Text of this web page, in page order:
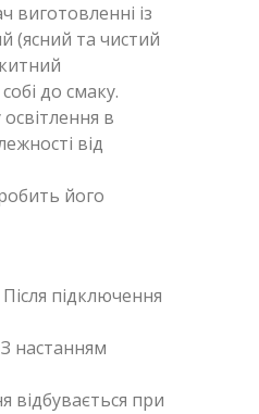
виготовленні із
(ясний та чистий
до смаку.
в
від
його
підключення
настанням
відбувається при